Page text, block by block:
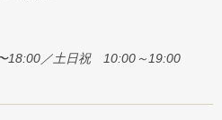
18:00／土日祝 10:00～19:00